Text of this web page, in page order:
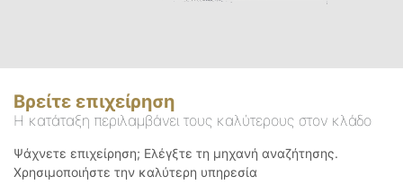
Βρείτε επιχείρηση
Η κατάταξη περιλαμβάνει τους καλύτερους στον κλάδο
Ψάχνετε επιχείρηση; Ελέγξτε τη μηχανή αναζήτησης.
Χρησιμοποιήστε την καλύτερη υπηρεσία